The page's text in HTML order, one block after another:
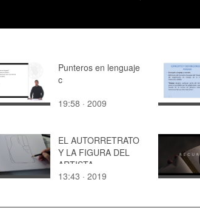
Punteros en lenguaje
c
19:58 · 2009
EL AUTORRETRATO
Y LA FIGURA DEL
ARTISTA
13:43 · 2019